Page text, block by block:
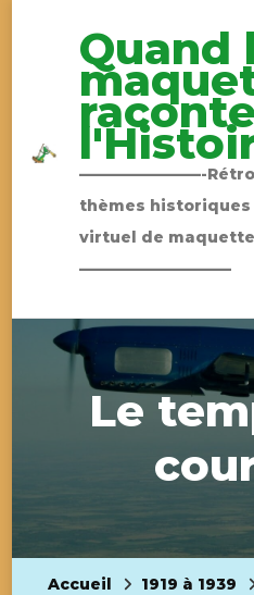
Quand
————————-
thèmes historiques
virtuel de
——————————
Le
Accueil
1919 à 1939